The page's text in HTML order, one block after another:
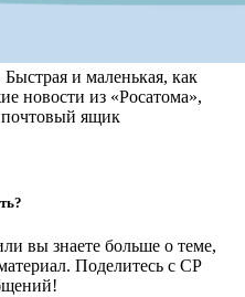
Быстрая и маленькая, как
новости из «Росатома»,
ящик
вы знаете больше о теме,
Поделитесь с СР